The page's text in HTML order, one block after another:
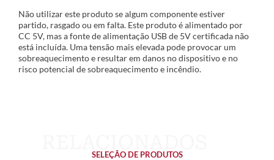
Não utilizar este produto se algum componente estiver
partido, rasgado ou em falta. Este produto é alimentado por
CC 5V, mas a fonte de alimentação USB de 5V certificada não
está incluída. Uma tensão mais elevada pode provocar um
sobreaquecimento e resultar em danos no dispositivo e no
risco potencial de sobreaquecimento e incêndio.
SELEÇÃO DE PRODUTOS